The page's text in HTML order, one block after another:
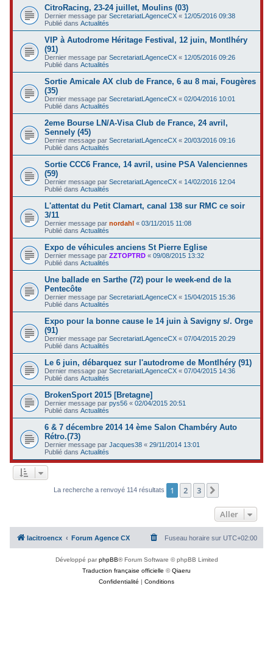
CitroRacing, 23-24 juillet, Moulins (03)
Dernier message parSecretariatLAgenceCX « 12/05/2016 09:38
Publié dansActualités
VIP à Autodrome Héritage Festival, 12 juin, Montlhéry
(91)
Dernier message parSecretariatLAgenceCX « 12/05/2016 09:26
Publié dansActualités
Sortie Amicale AX club de France, 6 au 8 mai, Fougères
(35)
Dernier message parSecretariatLAgenceCX «02/04/2016 10:01
Publié dansActualités
2eme Bourse LN/A-Visa Club de France, 24 avril,
Sennely (45)
Dernier message parSecretariatLAgenceCX «20/03/2016 09:16
Publié dansActualités
Sortie CCC6 France, 14 avril, usine PSA Valenciennes
(59)
Dernier message parSecretariatLAgenceCX « 14/02/2016 12:04
Publié dansActualités
L'attentat du Petit Clamart, canal 138 sur RMC ce soir
3/11
Dernier message parnordahl «03/11/2015 11:08
Publié dansActualités
Expo de véhicules anciens St Pierre Eglise
Dernier message parZZTOPTRD «09/08/2015 13:32
Publié dansActualités
Une ballade en Sarthe (72) pour le week-end de la
Pentecôte
Dernier message parSecretariatLAgenceCX « 15/04/2015 15:36
Publié dansActualités
Expo pour la bonne cause le 14 juin à Savigny s/. Orge
(91)
Dernier message parSecretariatLAgenceCX «07/04/2015 20:29
Publié dansActualités
Le 6 juin, débarquez sur l'autodrome de Montlhéry (91)
Dernier message parSecretariatLAgenceCX «07/04/2015 14:36
Publié dansActualités
BrokenSport 2015 [Bretagne]
Dernier message parpys56 «02/04/2015 20:51
Publié dansActualités
6 & 7 décembre 2014 14 ème Salon Chambéry Auto
Rétro.(73)
Dernier message parJacques38 «29/11/2014 13:01
Publié dansActualités
La recherche a renvoyé 114 résultats 1 2 3
Aller
lacitroencx Forum Agence CX Fuseau horaire sur UTC+02:00
Développé parphpBB® Forum Software © phpBB Limited
Traduction française officielle ©Qiaeru
Confidentialité | Conditions